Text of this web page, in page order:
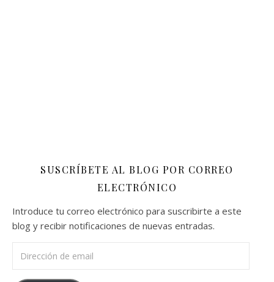
SUSCRÍBETE AL BLOG POR CORREO
ELECTRÓNICO
Introduce tu correo electrónico para suscribirte a este
blog y recibir notificaciones de nuevas entradas.